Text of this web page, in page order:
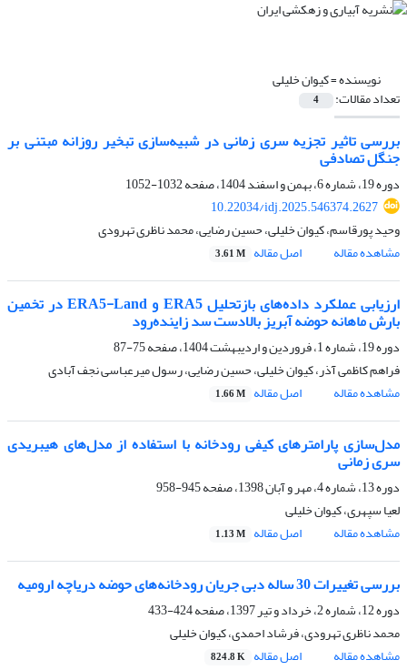
نویسنده =کیوان خلیلی
تعداد مقالات: 4
بررسی تاثیر تجزیه سری زمانی در شبیه‌سازی تبخیر روزانه مبتنی بر
جنگل تصادفی
دوره 19، شماره 6، بهمن و اسفند 1404، صفحه
1032-1052
10.22034/idj.2025.546374.2627
وحید پورقاسم، کیوان خلیلی، حسین رضایی، محمد ناظری تهرودی
مشاهده مقاله
اصل مقاله 3.61 M
ارزیابی عملکرد داده‌های بازتحلیل ERA5 و ERA5-Land در تخمین
بارش ماهانه حوضه آبریز بالادست سد زاینده‌رود
دوره 19، شماره 1، فروردین و اردیبهشت 1404، صفحه
75-87
فراهم کاظمی آذر، کیوان خلیلی، حسین رضایی، رسول میرعباسی نجف آبادی
مشاهده مقاله
اصل مقاله 1.66 M
مدل‌سازی پارامترهای کیفی رودخانه با استفاده از مدل‌های هیبریدی
سری زمانی
دوره 13، شماره 4، مهر و آبان 1398، صفحه
945-958
لعیا سپهری، کیوان خلیلی
مشاهده مقاله
اصل مقاله 1.13 M
بررسی تغییرات 30 ساله دبی جریان رودخانه‌های حوضه دریاچه ارومیه
دوره 12، شماره 2، خرداد و تیر 1397، صفحه
424-433
محمد ناظری تهرودی، فرشاد احمدی، کیوان خلیلی
مشاهده مقاله
اصل مقاله 824.8 K